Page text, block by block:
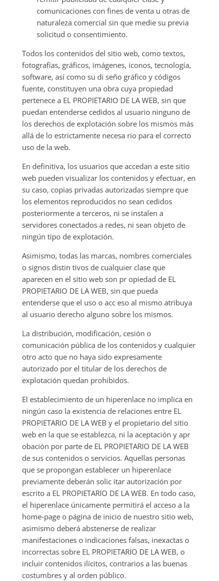
comunicaciones con fines de venta u otras de
naturaleza comercial sin que medie su previa
solicitud o consentimiento.
Todos los contenidos del sitio web, como textos,
fotografías, gráficos, imágenes, iconos, tecnología,
software, así como su di seño gráfico y códigos
fuente, constituyen una obra cuya propiedad
pertenece a EL PROPIETARIO DE LA WEB, sin que
puedan entenderse cedidos al usuario ninguno de
los derechos de explotación sobre los mismos más
allá de lo estrictamente necesa rio para el correcto
uso de la web.
En definitiva, los usuarios que accedan a este sitio
web pueden visualizar los contenidos y efectuar, en
su caso, copias privadas autorizadas siempre que
los elementos reproducidos no sean cedidos
posteriormente a terceros, ni se instalen a
servidores conectados a redes, ni sean objeto de
ningún tipo de explotación.
Asimismo, todas las marcas, nombres comerciales
o signos distin tivos de cualquier clase que
aparecen en el sitio web son pr opiedad de EL
PROPIETARIO DE LA WEB, sin que pueda
entenderse que el uso o acc eso al mismo atribuya
al usuario derecho alguno sobre los mismos.
La distribución, modificación, cesión o
comunicación pública de los contenidos y cualquier
otro acto que no haya sido expresamente
autorizado por el titular de los derechos de
explotación quedan prohibidos.
El establecimiento de un hiperenlace no implica en
ningún caso la existencia de relaciones entre EL
PROPIETARIO DE LA WEB y el propietario del sitio
web en la que se establezca, ni la aceptación y apr
obación por parte de EL PROPIETARIO DE LA WEB
de sus contenidos o servicios. Aquellas personas
que se propongan establecer un hiperenlace
previamente deberán solic itar autorización por
escrito a EL PROPIETARIO DE LA WEB. En todo caso,
el hiperenlace únicamente permitirá el acceso a la
home-page o página de inicio de nuestro sitio web,
asimismo deberá abstenerse de realizar
manifestaciones o indicaciones falsas, inexactas o
incorrectas sobre EL PROPIETARIO DE LA WEB, o
incluir contenidos ilícitos, contrarios a las buenas
costumbres y al orden público.